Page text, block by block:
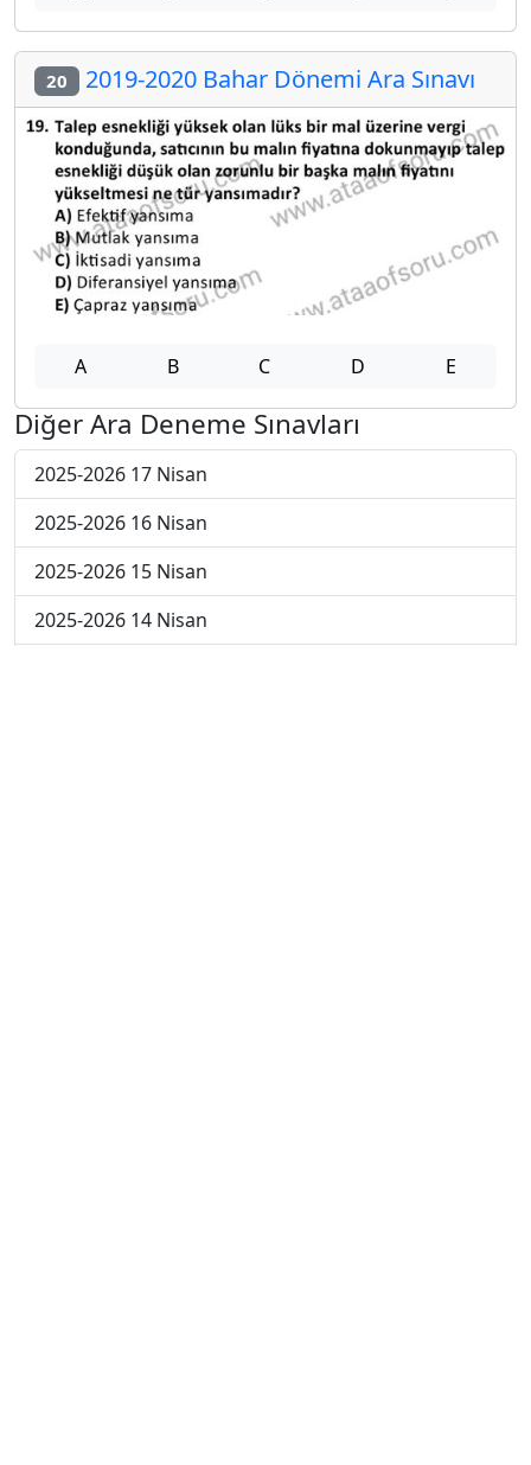
20 2019-2020 Bahar Dönemi Ara Sınavı
A B C D E
Diğer Ara Deneme Sınavları
2025-2026 17 Nisan
2025-2026 16 Nisan
2025-2026 15 Nisan
2025-2026 14 Nisan